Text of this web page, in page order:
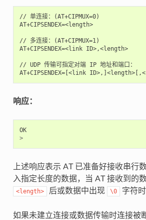
// 单连接：(AT+CIPMUX=0)
AT+CIPSENDEX=<length>
// 多连接：(AT+CIPMUX=1)
AT+CIPSENDEX=<link ID>,<length>
// UDP 传输可指定对端 IP 地址和端口：
响应：
OK
>
上述响应表示 AT 已准备好接收串行
入指定长度的数据，当 AT 接收到的
<length> 后或数据中出现 \0 字符
如果未建立连接或数据传输时连接被